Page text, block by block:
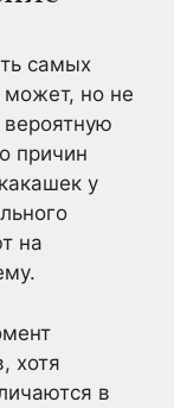
самых
может, но не
причин
у
на
хотя
в